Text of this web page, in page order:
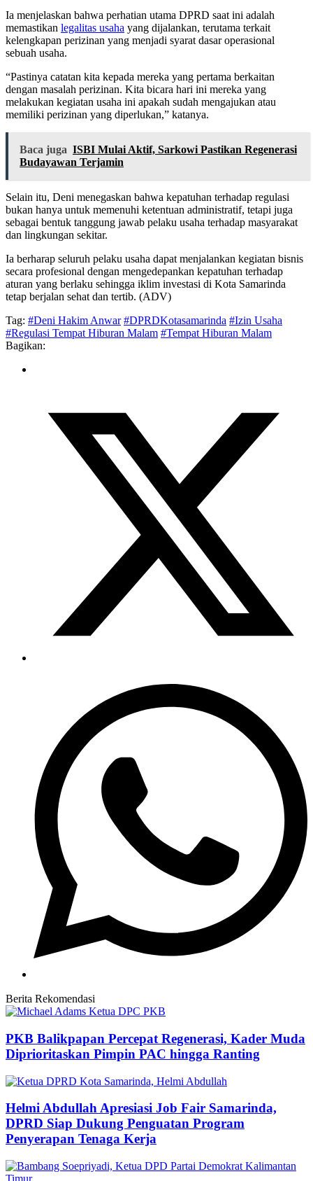
Ia menjelaskan bahwa perhatian utama DPRD saat ini adalah
memastikan legalitas usaha yang dijalankan, terutama terkait
kelengkapan perizinan yang menjadi syarat dasar operasional
sebuah usaha.
“Pastinya catatan kita kepada mereka yang pertama berkaitan
dengan masalah perizinan. Kita bicara hari ini mereka yang
melakukan kegiatan usaha ini apakah sudah mengajukan atau
memiliki perizinan yang diperlukan,” katanya.
Baca juga ISBI Mulai Aktif, Sarkowi Pastikan Regenerasi
Budayawan Terjamin
Selain itu, Deni menegaskan bahwa kepatuhan terhadap regulasi
bukan hanya untuk memenuhi ketentuan administratif, tetapi juga
sebagai bentuk tanggung jawab pelaku usaha terhadap masyarakat
dan lingkungan sekitar.
Ia berharap seluruh pelaku usaha dapat menjalankan kegiatan bisnis
secara profesional dengan mengedepankan kepatuhan terhadap
aturan yang berlaku sehingga iklim investasi di Kota Samarinda
tetap berjalan sehat dan tertib. (ADV)
Tag: #Deni Hakim Anwar #DPRDKotasamarinda #Izin Usaha
#Regulasi Tempat Hiburan Malam #Tempat Hiburan Malam
Bagikan:
Berita Rekomendasi
PKB Balikpapan Percepat Regenerasi, Kader Muda
Diprioritaskan Pimpin PAC hingga Ranting
Helmi Abdullah Apresiasi Job Fair Samarinda,
DPRD Siap Dukung Penguatan Program
Penyerapan Tenaga Kerja